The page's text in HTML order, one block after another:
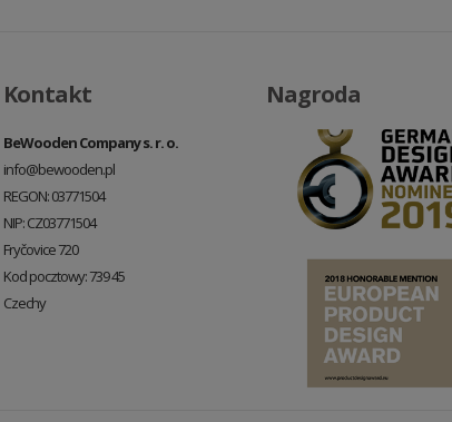
Kontakt
BeWooden Company s. r. o.
info@bewooden.pl
REGON: 03771504
NIP: CZ03771504
Fryčovice 720
Kod pocztowy: 739 45
Czechy
Nagroda